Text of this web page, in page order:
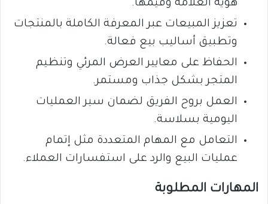
هوية العلامة وقيمها.
تعزيز المبيعات عبر المعرفة الكاملة بالمنتجات
وتطبيق أساليب بيع فعالة.
الحفاظ على معايير العرض المرئي وتنظيم
المتجر بشكل جذاب ومستمر.
العمل بروح الفريق لضمان سير العمليات
اليومية بسلاسة.
التعامل مع المهام المتعددة مثل إتمام
عمليات البيع والرد على استفسارات العملاء.
المهارات المطلوبة